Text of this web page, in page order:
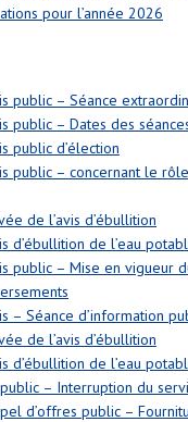
pour l’année 2026
public – Séance
public – Dates des
public d’élection
public – concernant le
de l’avis d’ébullition
d’ébullition de l’eau
public – Mise en vigueur
– Séance d’information
de l’avis d’ébullition
d’ébullition de l’eau
– Interruption du
d’offres public –